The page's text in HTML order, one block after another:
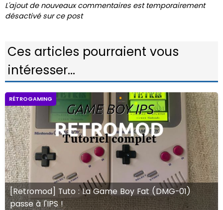
L'ajout de nouveaux commentaires est temporairement
désactivé sur ce post
Ces articles pourraient vous
intéresser...
RÉTROGAMING
[Retromod] Tuto : La Game Boy Fat (DMG-01)
passe à l'IPS !